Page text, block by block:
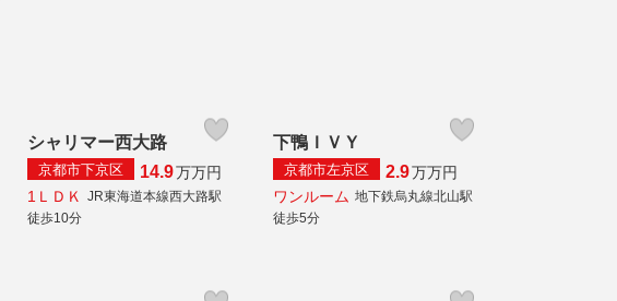
シャリマー西大路
京都市下京区 14.9万万円
1ＬＤＫ
JR東海道本線西大路駅
徒歩10分
下鴨ＩＶＹ
京都市左京区 2.9万万円
ワンルーム 地下鉄烏丸線北山駅
徒歩5分